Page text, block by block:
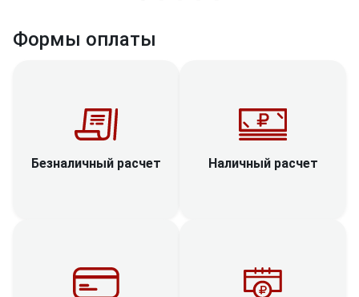
Формы оплаты
Безналичный расчет Наличный расчет